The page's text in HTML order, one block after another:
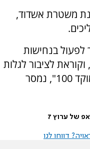
משטרת אשדוד,
בנחישות
לציבור לגלות
ערנות ולדווח על כל אירוע חריג למוקד 100", נמסר
של ערוץ 7
דווחו לנו